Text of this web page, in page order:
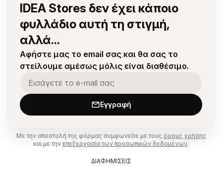
IDEA Stores δεν έχει κάποιο
φυλλάδιο αυτή τη στιγμή,
αλλά...
Αφήστε μας το email σας και θα σας το
στείλουμε αμέσως μόλις είναι διαθέσιμο.
Εγγραφή
Με την αποστολή της φόρμας συμφωνείτε με τους όρους χρήσης
και με την επεξεργασία των προσωπικών δεδομένων.
ΔΙΑΦΗΜΙΣΕΙΣ